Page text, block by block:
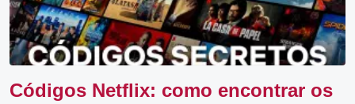
Códigos Netflix: como encontrar os